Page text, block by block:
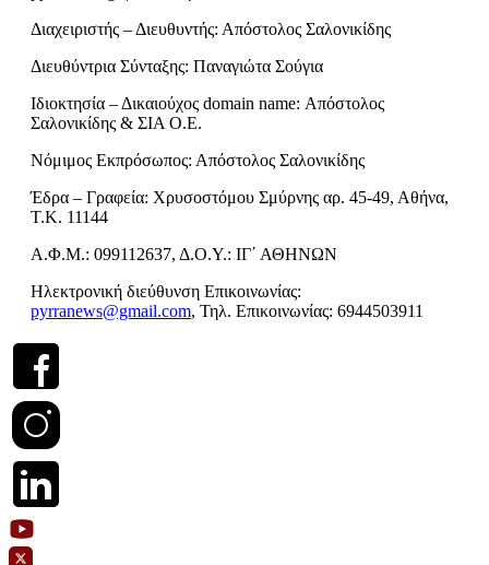
Διαχειριστής – Διευθυντής: Απόστολος Σαλονικίδης
Διευθύντρια Σύνταξης: Παναγιώτα Σούγια
Ιδιοκτησία – Δικαιούχος domain name: Απόστολος
Σαλονικίδης & ΣΙΑ Ο.Ε.
Νόμιμος Εκπρόσωπος: Απόστολος Σαλονικίδης
Έδρα – Γραφεία: Χρυσοστόμου Σμύρνης αρ. 45-49, Αθήνα,
Τ.Κ. 11144
Α.Φ.Μ.: 099112637, Δ.Ο.Υ.: ΙΓ΄ ΑΘΗΝΩΝ
Ηλεκτρονική διεύθυνση Επικοινωνίας:
pyrranews@gmail.com, Τηλ. Επικοινωνίας: 6944503911